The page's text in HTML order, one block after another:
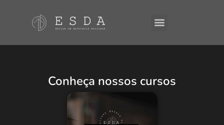
Conheça nossos cursos